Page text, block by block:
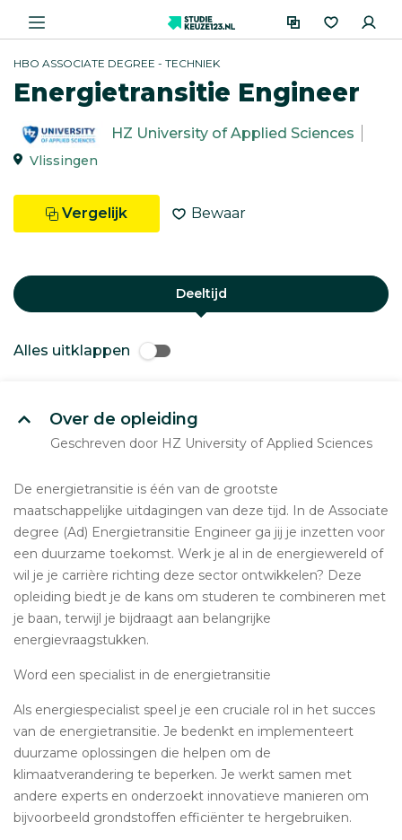
HBO ASSOCIATE DEGREE - TECHNIEK
Energietransitie Engineer
HZ University of Applied Sciences
Vlissingen
Vergelijk Bewaar
Deeltijd
Alles uitklappen
Over de opleiding
Geschreven door HZ University of Applied Sciences
De energietransitie is één van de grootste
maatschappelijke uitdagingen van deze tijd. In de Associate
degree (Ad) Energietransitie Engineer ga jij je inzetten voor
een duurzame toekomst. Werk je al in de energiewereld of
wil je je carrière richting deze sector ontwikkelen? Deze
opleiding biedt je de kans om studeren te combineren met
je baan, terwijl je bijdraagt aan belangrijke
energievraagstukken.
Word een specialist in de energietransitie
Als energiespecialist speel je een cruciale rol in het succes
van de energietransitie. Je bedenkt en implementeert
duurzame oplossingen die helpen om de
klimaatverandering te beperken. Je werkt samen met
andere experts en onderzoekt innovatieve manieren om
bijvoorbeeld grondstoffen efficiënter te hergebruiken.